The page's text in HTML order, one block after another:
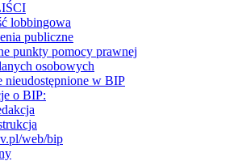
lobbingowa
publiczne
punkty pomocy prawnej
osobowych
nieudostępnione w BIP
o BIP:
web/bip